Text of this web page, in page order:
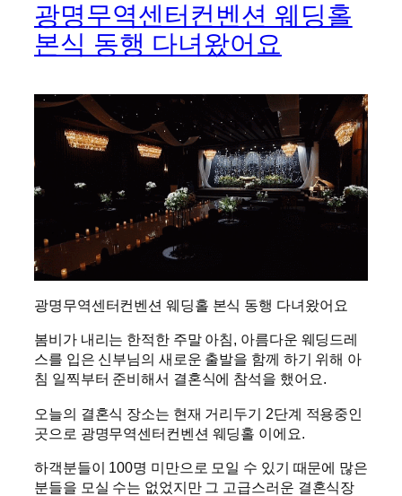
광명무역센터컨벤션 웨딩홀
본식 동행 다녀왔어요
광명무역센터컨벤션 웨딩홀 본식 동행 다녀왔어요
봄비가 내리는 한적한 주말 아침, 아름다운 웨딩드레
스를 입은 신부님의 새로운 출발을 함께 하기 위해 아
침 일찍부터 준비해서 결혼식에 참석을 했어요.
오늘의 결혼식 장소는 현재 거리두기 2단계 적용중인
곳으로 광명무역센터컨벤션 웨딩홀 이에요.
하객분들이 100명 미만으로 모일 수 있기 때문에 많은
분들을 모실 수는 없었지만 그 고급스러운 결혼식장